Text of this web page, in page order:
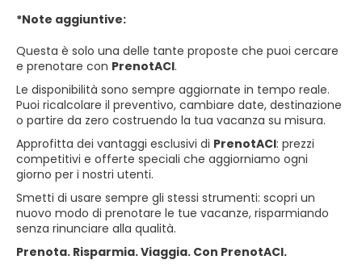
*Note aggiuntive:
Questa è solo una delle tante proposte che puoi cercare
e prenotare con PrenotACI.
Le disponibilità sono sempre aggiornate in tempo reale.
Puoi ricalcolare il preventivo, cambiare date, destinazione
o partire da zero costruendo la tua vacanza su misura.
Approfitta dei vantaggi esclusivi di PrenotACI: prezzi
competitivi e offerte speciali che aggiorniamo ogni
giorno per i nostri utenti.
Smetti di usare sempre gli stessi strumenti: scopri un
nuovo modo di prenotare le tue vacanze, risparmiando
senza rinunciare alla qualità.
Prenota. Risparmia. Viaggia. Con PrenotACI.